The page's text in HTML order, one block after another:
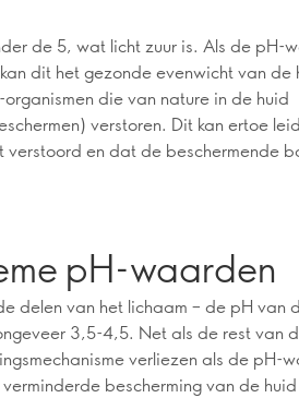
de 5, wat licht zuur is. Als de pH-
dit het gezonde evenwicht van de
die van nature in de huid
verstoren. Dit kan ertoe
en dat de beschermende
pH-waarden
delen van het lichaam – de pH van
3,5-4,5. Net als de rest van
verliezen als de pH-
bescherming van de huid